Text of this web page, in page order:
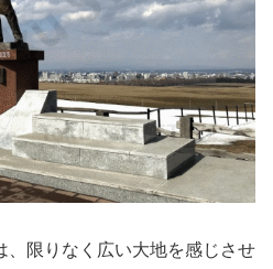
、限りなく広い大地を感じさせ